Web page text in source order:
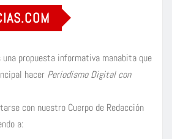
una propuesta informativa manabita que
hacer Periodismo Digital con
con nuestro Cuerpo de Redacción
a: